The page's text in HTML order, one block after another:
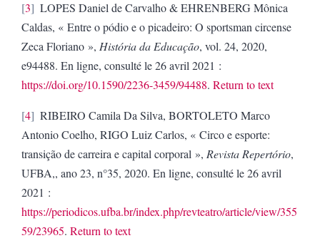
3
LOPES Daniel de Carvalho & EHRENBERG Mônica
Caldas, « Entre o pódio e o picadeiro: O sportsman circense
Zeca Floriano », História da Educação, vol. 24, 2020,
e94488. En ligne, consulté le 26 avril 2021 :
https://doi.org/10.1590/2236-3459/94488. Return to text
4
RIBEIRO Camila Da Silva, BORTOLETO Marco
Antonio Coelho, RIGO Luiz Carlos, « Circo e esporte:
transição de carreira e capital corporal », Revista Repertório,
UFBA,, ano 23, n°35, 2020. En ligne, consulté le 26 avril
2021 :
https://periodicos.ufba.br/index.php/revteatro/article/view/355
59/23965. Return to text